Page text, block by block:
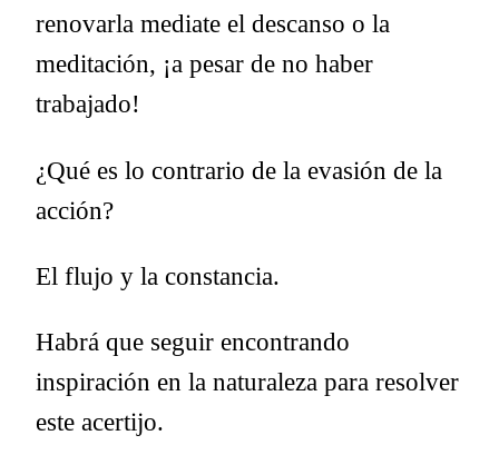
renovarla mediate el descanso o la
meditación, ¡a pesar de no haber
trabajado!
¿Qué es lo contrario de la evasión de la
acción?
El flujo y la constancia.
Habrá que seguir encontrando
inspiración en la naturaleza para resolver
este acertijo.